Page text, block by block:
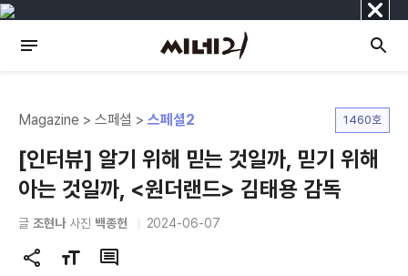
닫
기
Magazine > 스페셜 >스페셜2 1460호
[인터뷰] 알기 위해 믿는 것일까, 믿기 위해
아는 것일까, <원더랜드> 김태용 감독
글 조현나사진 백종헌 2024-06-07
공
글
댓